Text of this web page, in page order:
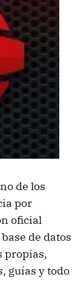
de los
por
oficial
de datos
propias,
guías y todo